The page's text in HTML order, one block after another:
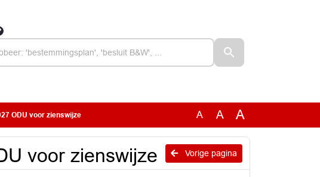
ODU voor zienswijze A A A
Vorige pagina
voor zienswijze